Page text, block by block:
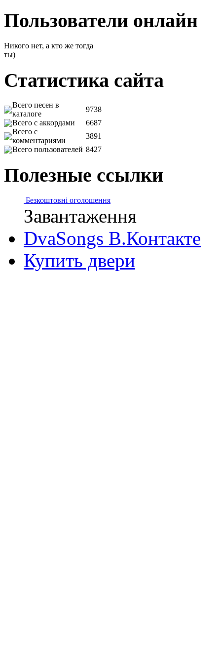
Пользователи онлайн
Никого нет, а кто же тогда
ты)
Статистика сайта
Всего песен в
каталоге
9738
Всего с аккордами
6687
Всего с
комментариями
3891
Всего пользователей 8427
Полезные ссылки
Безкоштовні оголошення
Завантаження
DvaSongs В.Контакте
Купить двери